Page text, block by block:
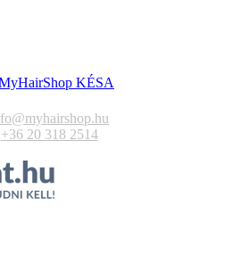
+36 20 318 2514